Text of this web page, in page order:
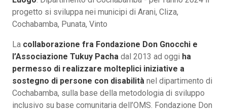
progetto si sviluppa nei municipi di Arani, Cliza,
Cochabamba, Punata, Vinto
La collaborazione fra Fondazione Don Gnocchi e
l’Associazione Tukuy Pacha dal 2013 ad oggi ha
permesso di realizzare molteplici iniziative a
sostegno di persone con disabilità nel dipartimento di
Cochabamba, sulla base della metodologia di sviluppo
inclusivo su base comunitaria dell’OMS. Fondazione Don